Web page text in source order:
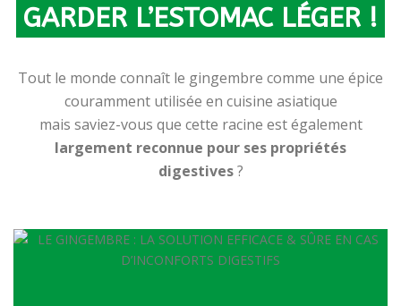
GARDER L’ESTOMAC LÉGER !
Tout le monde connaît le gingembre comme une épice
couramment utilisée en cuisine asiatique
mais saviez-vous que cette racine est également
largement reconnue pour ses propriétés
digestives?